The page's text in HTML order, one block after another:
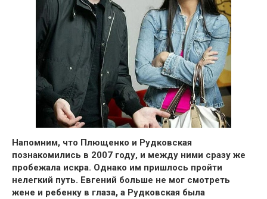
Напомним, что Плющенко и Рудковская
познакомились в 2007 году, и между ними сразу же
пробежала искра. Однако им пришлось пройти
нелегкий путь. Евгений больше не мог смотреть
жене и ребенку в глаза, а Рудковская была